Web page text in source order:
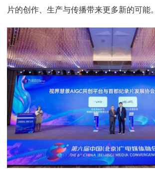
片的创作、生产与传播带来更多新的可能。